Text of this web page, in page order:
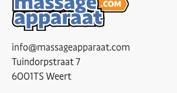
info@massageapparaat.com
Tuindorpstraat 7
6001TS Weert